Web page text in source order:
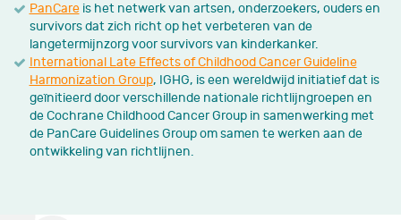
PanCareis het netwerk van artsen, onderzoekers, ouders en
survivors dat zich richt op het verbeteren van de
langetermijnzorg voor survivors van kinderkanker.
International Late Effects of Childhood Cancer Guideline
Harmonization Group, IGHG, is een wereldwijd initiatief dat is
geïnitieerd door verschillende nationale richtlijngroepen en
de Cochrane Childhood Cancer Group in samenwerking met
de PanCare Guidelines Group om samen te werken aan de
ontwikkeling van richtlijnen.